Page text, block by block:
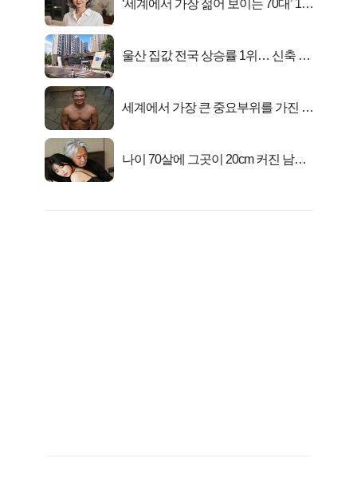
‘세계에서 가장 젊어 보이는 70대’ 1위
울산 집값 전국 상승률 1위… 신축 지
세계에서 가장 큰 중요부위를 가진 남
나이 70살에 그곳이 20cm 커진 남자..